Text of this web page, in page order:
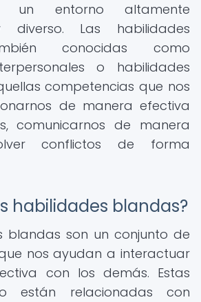
un entorno altamente
diverso. Las habilidades
conocidas como
o habilidades
competencias que nos
de manera efectiva
comunicarnos de manera
conflictos de forma
habilidades blandas?
blandas son un conjunto de
nos ayudan a interactuar
con los demás. Estas
están relacionadas con